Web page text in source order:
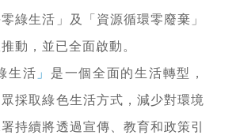
綠生活」及「資源循環零廢棄」
動，並已全面啟動。
生活 」 是一個全面的生活轉型，
採取綠色生活方式，減少對環境
持續將透過宣傳、教育和政策引